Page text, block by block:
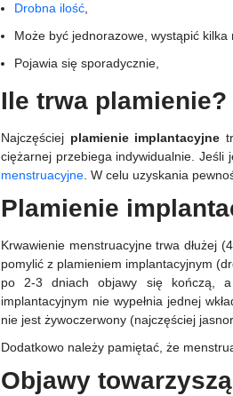
Drobna ilość
Może być jednorazowe, wystąpić kilka
Pojawia się sporadycznie,
Ile trwa plamienie?
Najczęściej plamienie implantacyjne
ciężarnej przebiega indywidualnie.
menstruacyjne . W celu uzyskania
Plamienie
Krwawienie menstruacyjne trwa dłużej
pomylić z plamieniem implantacyjnym
po 2-3 dniach objawy się kończą, a
implantacyjnym nie wypełnia jednej
nie jest żywoczerwony (najczęściej
Dodatkowo należy pamiętać, że
Objawy